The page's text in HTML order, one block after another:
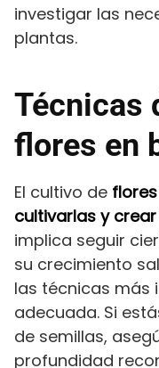
investigar las
plantas.
Técnicas
flores en
El cultivo de
cultivarlas y
implica seguir
su crecimiento
las técnicas más
adecuada. Si
de semillas,
profundidad